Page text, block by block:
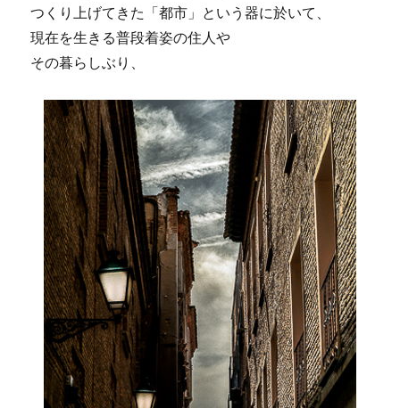
つくり上げてきた「都市」という器に於いて、
現在を生きる普段着姿の住人や
その暮らしぶり、